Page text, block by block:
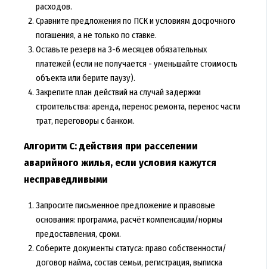
расходов.
Сравните предложения по ПСК и условиям досрочного
погашения, а не только по ставке.
Оставьте резерв на 3-6 месяцев обязательных
платежей (если не получается - уменьшайте стоимость
объекта или берите паузу).
Закрепите план действий на случай задержки
строительства: аренда, перенос ремонта, перенос части
трат, переговоры с банком.
Алгоритм C: действия при расселении
аварийного жилья, если условия кажутся
несправедливыми
Запросите письменное предложение и правовые
основания: программа, расчёт компенсации/нормы
предоставления, сроки.
Соберите документы статуса: право собственности/
договор найма, состав семьи, регистрация, выписка